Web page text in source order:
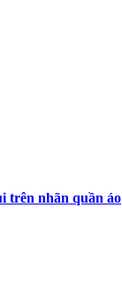
trên nhãn quần áo